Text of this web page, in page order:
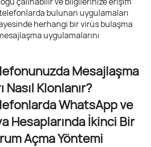
bulunan uygulamaları
herhangi bir virüs bulaşma
uygulamalarını
Mesajlaşma
Nasıl Klonlanır?
WhatsApp ve
Hesaplarında İkinci Bir
Açma Yöntemi